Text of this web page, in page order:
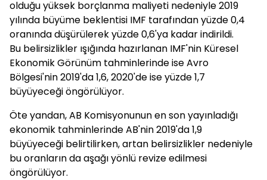
olduğu yüksek borçlanma maliyeti nedeniyle 2019
yılında büyüme beklentisi IMF tarafından yüzde 0,4
oranında düşürülerek yüzde 0,6'ya kadar indirildi.
Bu belirsizlikler ışığında hazırlanan IMF'nin Küresel
Ekonomik Görünüm tahminlerinde ise Avro
Bölgesi'nin 2019'da 1,6, 2020'de ise yüzde 1,7
büyüyeceği öngörülüyor.
Öte yandan, AB Komisyonunun en son yayınladığı
ekonomik tahminlerinde AB'nin 2019'da 1,9
büyüyeceği belirtilirken, artan belirsizlikler nedeniyle
bu oranların da aşağı yönlü revize edilmesi
öngörülüyor.